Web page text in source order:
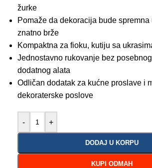
žurke
Pomaže da dekoracija bude spremna
znatno brže
Kompaktna za fioku, kutiju sa
Jednostavno rukovanje bez
dodatnog alata
Odličan dodatak za kućne proslave i
dekoraterske poslove
- +
DODAJ U KORPU
KUPI ODMAH